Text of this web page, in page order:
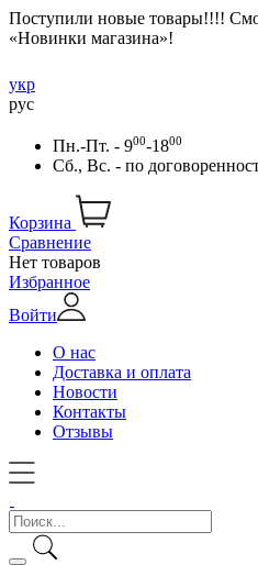
Поступили новые товары!!!!
«Новинки магазина»!
укр
рус
Пн.-Пт. - 900-1800
Сб., Вс. - по
Корзина
Сравнение
Нет товаров
Избранное
Войти
О нас
Доставка и оплата
Новости
Контакты
Отзывы